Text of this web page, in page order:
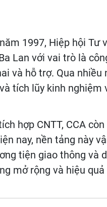
1997, Hiệp hội Tư
Lan với vai trò là
và hỗ trợ. Qua
tích lũy kinh nghiệm
hợp CNTT, CCA
nay, nền tảng này
tiện giao thông và
mở rộng và hiệu